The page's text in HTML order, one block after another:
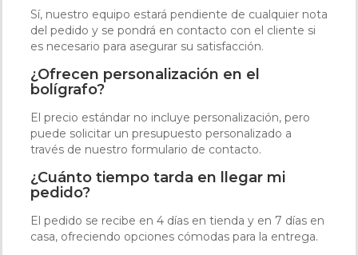
Sí, nuestro equipo estará pendiente de cualquier nota
del pedido y se pondrá en contacto con el cliente si
es necesario para asegurar su satisfacción.
¿Ofrecen personalización en el
bolígrafo?
El precio estándar no incluye personalización, pero
puede solicitar un presupuesto personalizado a
través de nuestro formulario de contacto.
¿Cuánto tiempo tarda en llegar mi
pedido?
El pedido se recibe en 4 días en tienda y en 7 días en
casa, ofreciendo opciones cómodas para la entrega.